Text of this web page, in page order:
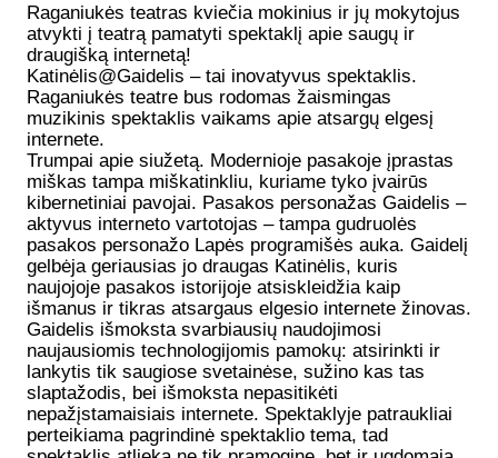
Raganiukės teatras kviečia mokinius ir jų mokytojus
atvykti į teatrą pamatyti spektaklį apie saugų ir
draugišką internetą!
Katinėlis@Gaidelis – tai inovatyvus spektaklis.
Raganiukės teatre bus rodomas žaismingas
muzikinis spektaklis vaikams apie atsargų elgesį
internete.
Trumpai apie siužetą. Modernioje pasakoje įprastas
miškas tampa miškatinkliu, kuriame tyko įvairūs
kibernetiniai pavojai. Pasakos personažas Gaidelis –
aktyvus interneto vartotojas – tampa gudruolės
pasakos personažo Lapės programišės auka. Gaidelį
gelbėja geriausias jo draugas Katinėlis, kuris
naujojoje pasakos istorijoje atsiskleidžia kaip
išmanus ir tikras atsargaus elgesio internete žinovas.
Gaidelis išmoksta svarbiausių naudojimosi
naujausiomis technologijomis pamokų: atsirinkti ir
lankytis tik saugiose svetainėse, sužino kas tas
slaptažodis, bei išmoksta nepasitikėti
nepažįstamaisiais internete. Spektaklyje patraukliai
perteikiama pagrindinė spektaklio tema, tad